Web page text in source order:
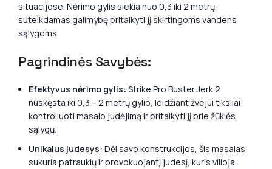
situacijose. Nėrimo gylis siekia nuo 0,3 iki 2 metrų,
suteikdamas galimybę pritaikyti jį skirtingoms vandens
sąlygoms.
Pagrindinės Savybės:
Efektyvus nėrimo gylis: Strike Pro Buster Jerk 2
nuskęsta iki 0,3 – 2 metrų gylio, leidžiant žvejui tiksliai
kontroliuoti masalo judėjimą ir pritaikyti jį prie žūklės
sąlygų.
Unikalus judesys: Dėl savo konstrukcijos, šis masalas
sukuria patrauklų ir provokuojantį judesį, kuris vilioja